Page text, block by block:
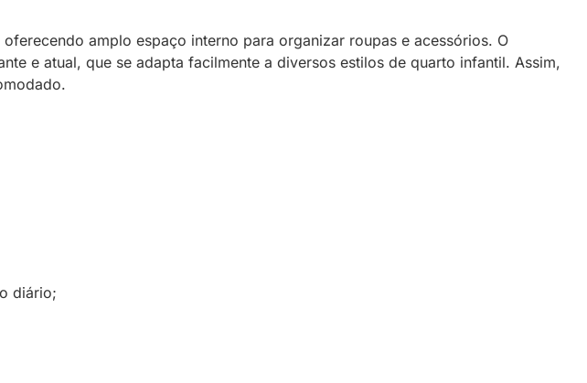
amplo espaço interno para organizar roupas e acessórios. O
e atual, que se adapta facilmente a diversos estilos de quarto infantil. Assim,
diário;